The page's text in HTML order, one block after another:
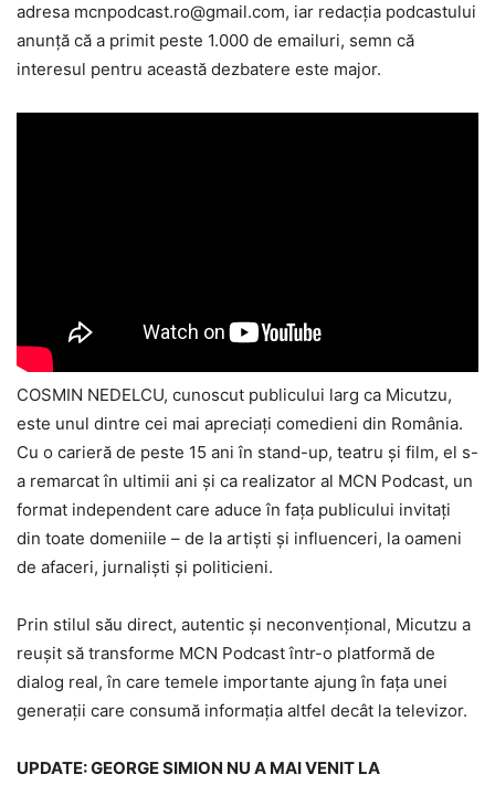
adresa mcnpodcast.ro@gmail.com, iar redacția podcastului
anunță că a primit peste 1.000 de emailuri, semn că
interesul pentru această dezbatere este major.
COSMIN NEDELCU, cunoscut publicului larg ca Micutzu,
este unul dintre cei mai apreciați comedieni din România.
Cu o carieră de peste 15 ani în stand-up, teatru și film, el s-
a remarcat în ultimii ani și ca realizator al MCN Podcast, un
format independent care aduce în fața publicului invitați
din toate domeniile – de la artiști și influenceri, la oameni
de afaceri, jurnaliști și politicieni.
Prin stilul său direct, autentic și neconvențional, Micutzu a
reușit să transforme MCN Podcast într-o platformă de
dialog real, în care temele importante ajung în fața unei
generații care consumă informația altfel decât la televizor.
UPDATE: GEORGE SIMION NU A MAI VENIT LA